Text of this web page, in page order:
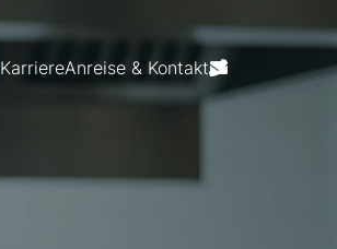
KarriereAnreise & Kontakt